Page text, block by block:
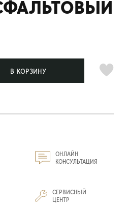
В КОРЗИНУ
ОНЛАЙН
КОНСУЛЬТАЦИЯ
СЕРВИСНЫЙ
ЦЕНТР